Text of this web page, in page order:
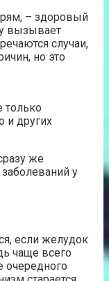
– здоровый
вызывает
случаи,
но это
только
и других
же
у
если желудок
чаще всего
очередного